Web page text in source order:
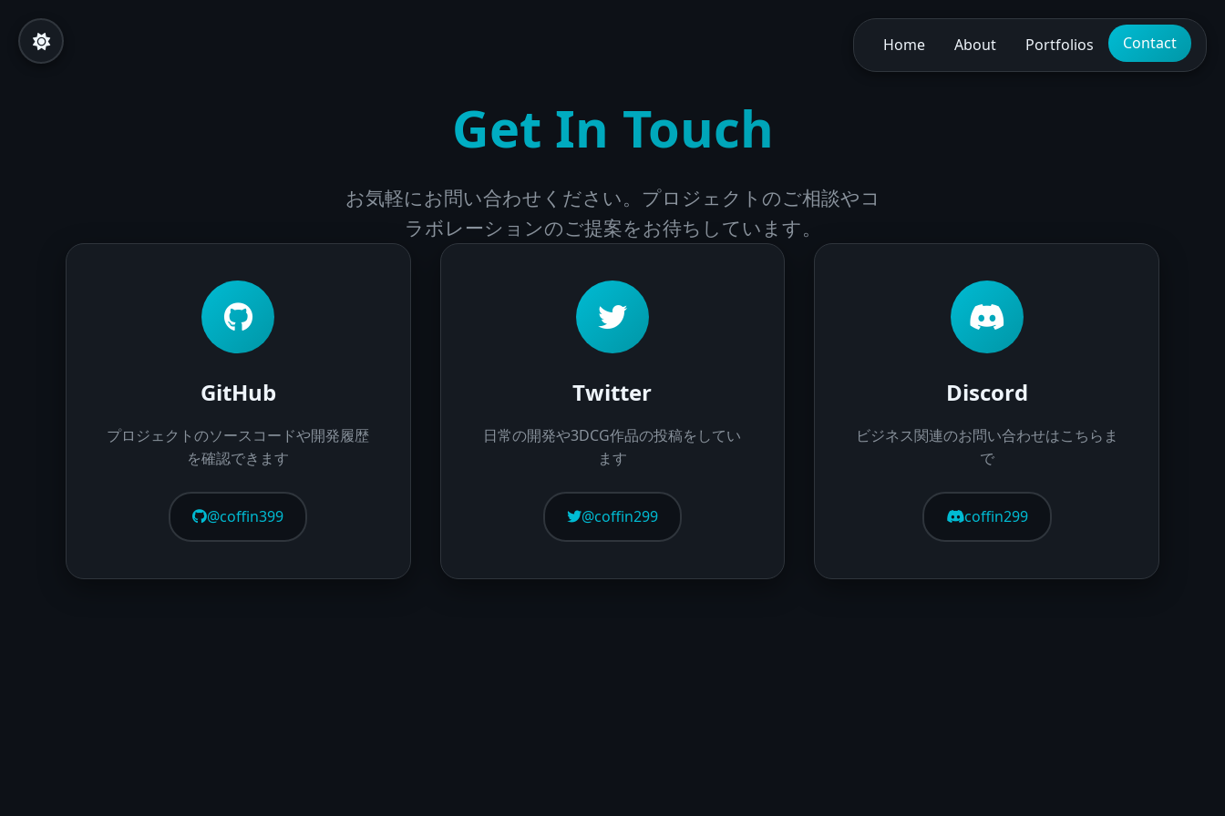
Home About Portfolios Contact
Get In Touch
お気軽にお問い合わせください。プロジェクトのご相談やコ
ラボレーションのご提案をお待ちしています。
GitHub
プロジェクトのソースコードや開発履歴
を確認できます
@coffin399
Twitter
日常の開発や3DCG作品の投稿をしてい
ます
@coffin299
Discord
ビジネス関連のお問い合わせはこちらま
で
coffin299